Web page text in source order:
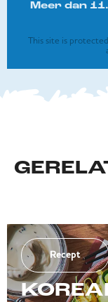
Meer dan
This site is
Recept